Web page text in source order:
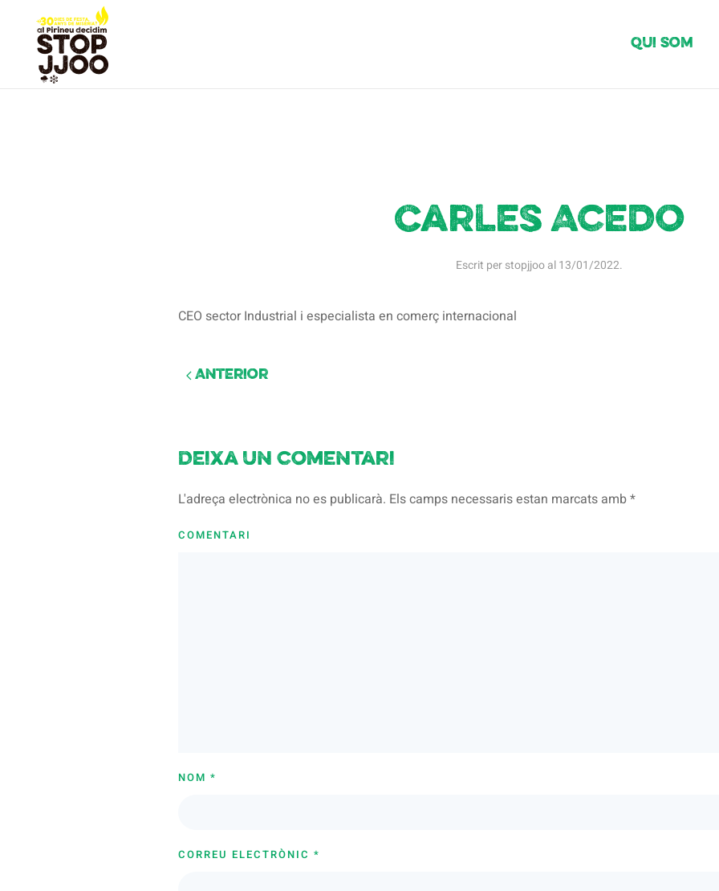
Qui Som
Carles Acedo
Escrit perstopjjooal13/01/2022.
CEO sector Industrial i especialista en comerç internacional
Anterior
Deixa un comentari
L'adreça electrònica no es publicarà. Els camps necessaris estan marcats amb*
COMENTARI
NOM *
CORREU ELECTRÒNIC *